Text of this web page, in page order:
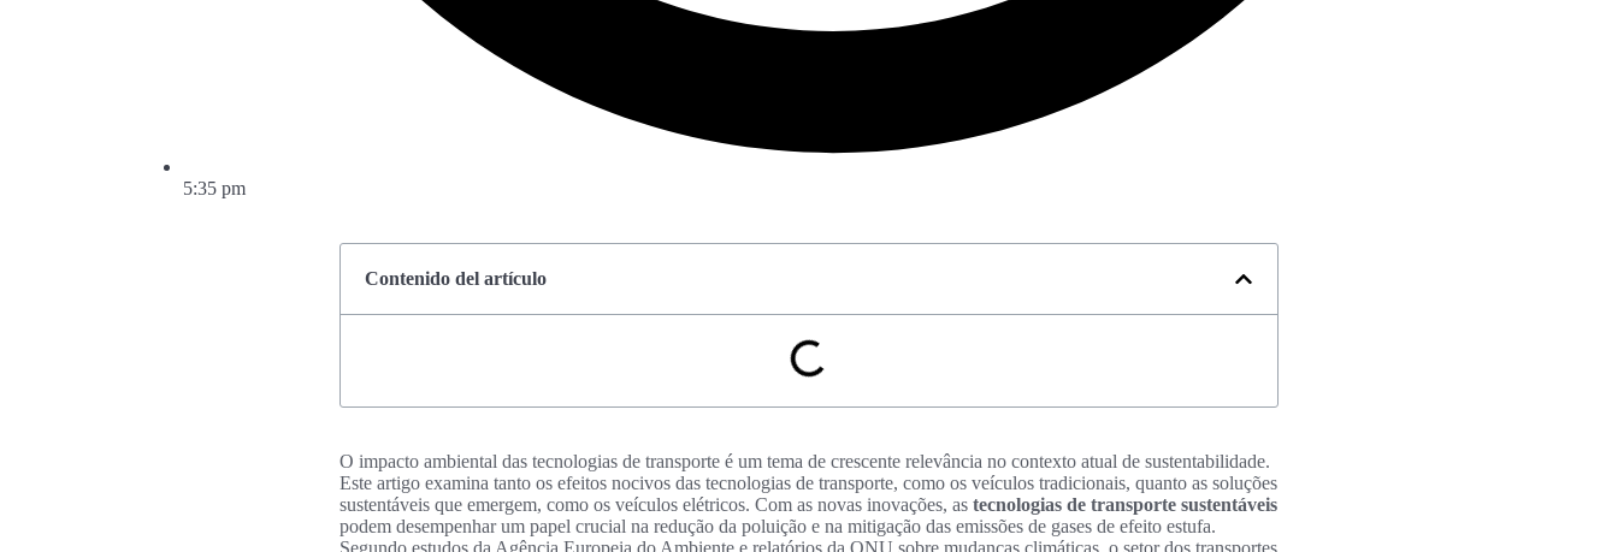
5:35 pm
Contenido del artículo
O impacto ambiental das tecnologias de transporte é um tema de crescente relevância no contexto atual de sustentabilidade.
Este artigo examina tanto os efeitos nocivos das tecnologias de transporte, como os veículos tradicionais, quanto as soluções
sustentáveis que emergem, como os veículos elétricos. Com as novas inovações, as tecnologias de transporte sustentáveis
podem desempenhar um papel crucial na redução da poluição e na mitigação das emissões de gases de efeito estufa.